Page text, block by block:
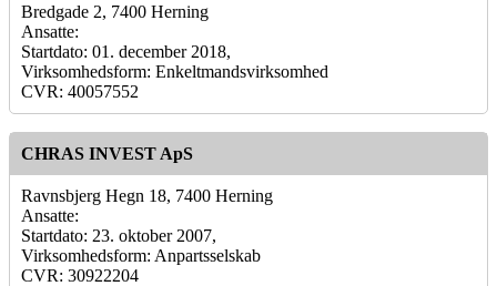
Bredgade 2, 7400 Herning
Ansatte:
Startdato: 01. december 2018,
Virksomhedsform: Enkeltmandsvirksomhed
CVR: 40057552
CHRAS INVEST ApS
Ravnsbjerg Hegn 18, 7400 Herning
Ansatte:
Startdato: 23. oktober 2007,
Virksomhedsform: Anpartsselskab
CVR: 30922204